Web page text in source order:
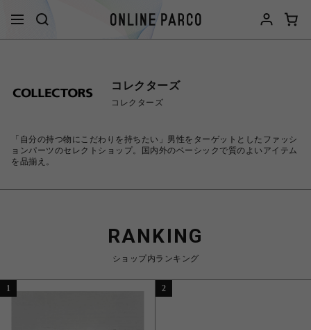
コレクターズ
コレクターズ
「自分の持つ物にこだわりを持ちたい」男性をターゲットとしたファッシ
ョンパーツのセレクトショップ。国内外のベーシックで質のよいアイテム
を品揃え。
RANKING
ショップ内ランキング
1 2